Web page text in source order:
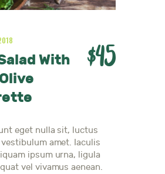
With
$45
eget nulla sit, luctus
amet. Iaculis
ipsum urna, ligula
vel vivamus aenean.